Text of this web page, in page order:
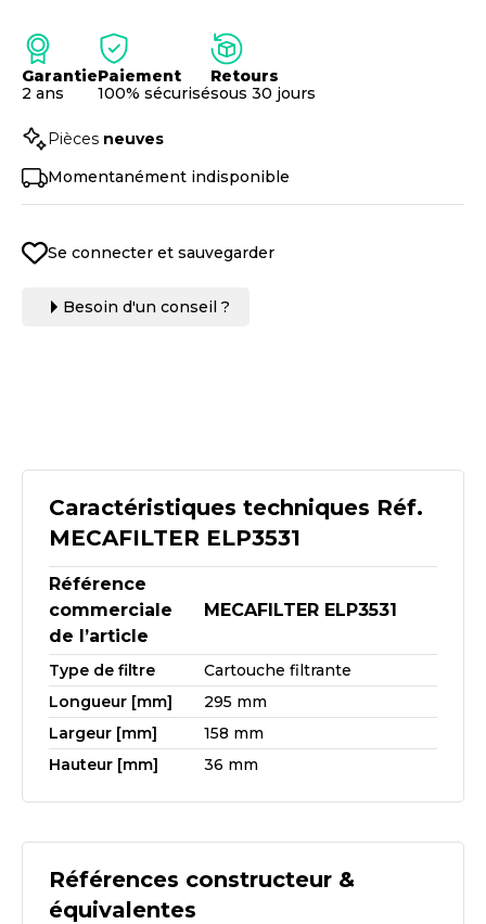
Caractéristiques techniques Réf.
MECAFILTER ELP3531
Référence
commerciale
de l’article
MECAFILTER ELP3531
Type de filtre
Cartouche filtrante
Longueur [mm]
295 mm
Largeur [mm]
158 mm
Hauteur [mm]
36 mm
Références constructeur &
équivalentes
Garantie
2 ans
Paiement
100% sécurisé
Retours
sous 30 jours
Pièces neuves
Momentanément indisponible
Se connecter et sauvegarder
Besoin d'un conseil ?